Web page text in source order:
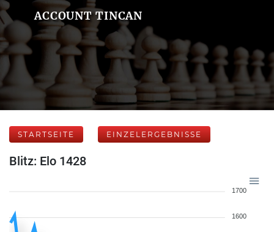
ACCOUNT TINCAN
STARTSEITE EINZELERGEBNISSE
Blitz: Elo 1428
1700
1600